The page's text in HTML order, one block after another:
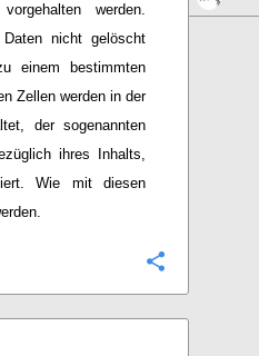
werden.
Daten nicht gelöscht
einem bestimmten
Zellen werden in der
der sogenannten
ihres Inhalts,
Wie mit diesen